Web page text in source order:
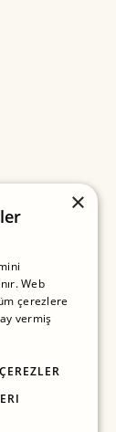
×
Web
çerezlere
vermiş